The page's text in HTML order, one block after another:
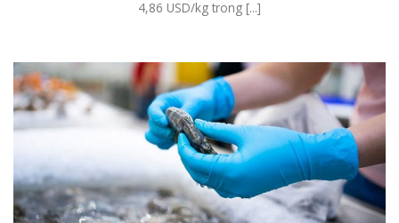
4,86 USD/kg trong [...]